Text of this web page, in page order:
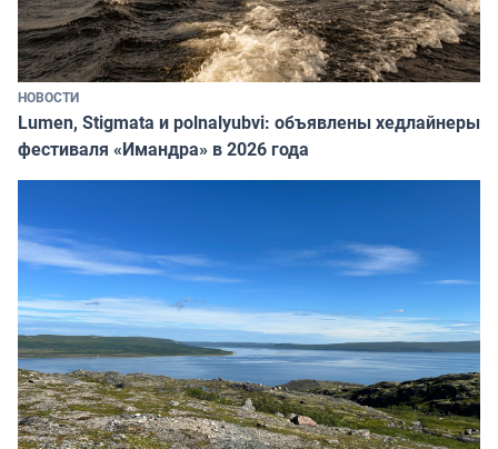
НОВОСТИ
Lumen, Stigmata и polnalyubvi: объявлены хедлайнеры
фестиваля «Имандра» в 2026 года